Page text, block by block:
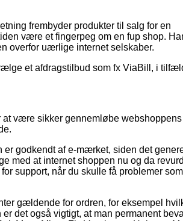
frembyder produkter til salg for en
være et fingerpeg om en fup shop.
overfor uærlige internet selskaber.
et afdragstilbud som fx ViaBill, i
at være sikker gennemløbe webshoppens
godkendt af e-mærket, siden det
med at internet shoppen nu og da
support, når du skulle få problemer
gældende for ordren, for eksempel
det også vigtigt, at man permanent